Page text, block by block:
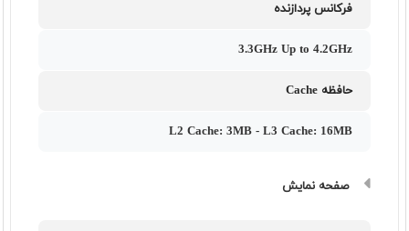
فرکانس پردازنده
3.3GHz Up to 4.2GHz
حافظه Cache
L2 Cache: 3MB - L3 Cache: 16MB
صفحه نمایش